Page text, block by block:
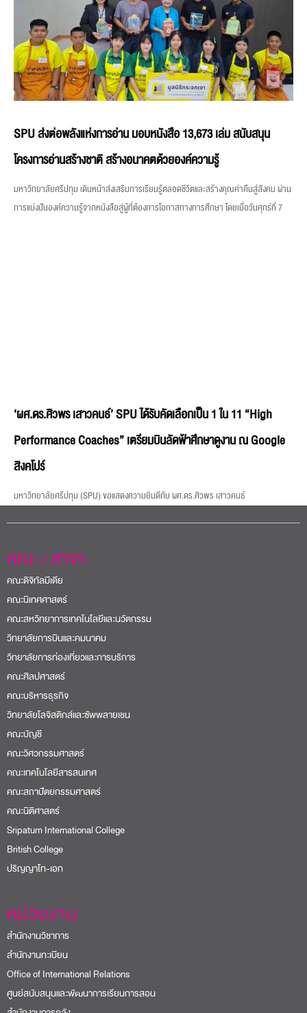
SPU ส่งต่อพลังแห่งการอ่าน มอบหนังสือ 13,673 เล่ม สนับสนุน
โครงการอ่านสร้างชาติ สร้างอนาคตด้วยองค์ความรู้
มหาวิทยาลัยศรีปทุม เดินหน้าส่งเสริมการเรียนรู้ตลอดชีวิตและสร้างคุณค่าคืนสู่สังคม ผ่าน
การแบ่งปันองค์ความรู้จากหนังสือสู่ผู้ที่ต้องการโอกาสทางการศึกษา โดยเมื่อวันศุกร์ที่ 7
‘ผศ.ดร.ศิวพร เสาวคนธ์’ SPU ได้รับคัดเลือกเป็น 1 ใน 11 “High
Performance Coaches” เตรียมบินลัดฟ้าศึกษาดูงาน ณ Google
สิงคโปร์
มหาวิทยาลัยศรีปทุม (SPU) ขอแสดงความยินดีกับ ผศ.ดร.ศิวพร เสาวคนธ์
คณะ / สาขา
คณะดิจิทัลมีเดีย
คณะนิเทศศาสตร์
คณะสหวิทยาการเทคโนโลยีและนวัตกรรม
วิทยาลัยการบินและคมนาคม
วิทยาลัยการท่องเที่ยวและการบริการ
คณะศิลปศาสตร์
คณะบริหารธุรกิจ
วิทยาลัยโลจิสติกส์และซัพพลายเชน
คณะบัญชี
คณะวิศวกรรมศาสตร์
คณะเทคโนโลยีสารสนเทศ
คณะสถาปัตยกรรมศาสตร์
คณะนิติศาสตร์
Sripatum International College
British College
ปริญญาโท-เอก
หน่วยงาน
สำนักงานวิชาการ
สำนักงานทะเบียน
Office of International Relations
ศูนย์สนับสนุนและพัฒนาการเรียนการสอน